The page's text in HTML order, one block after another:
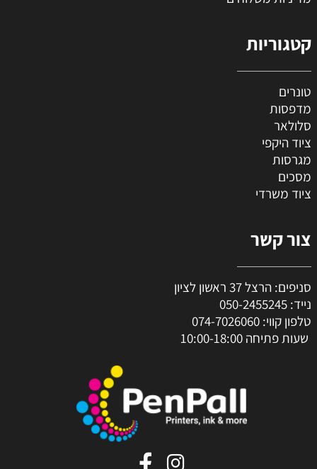
קטגוריות
טונרים
מדפסות
סלולאר
ציוד היקפי
מגרסות
מסכים
ציוד משרדי
צור קשר
סניפים: הרצל 37 ראשון לציון
נייד: 050-2455245
טלפון קווי: 074-7026060
שעות פתיחה 10:00-18:00